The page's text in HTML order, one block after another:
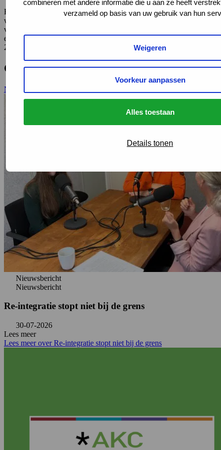
combineren met andere informatie die u aan ze heeft
verzameld op basis van uw gebruik van hun
Weigeren
Voorkeur aanpassen
Alles toestaan
Details tonen
Het AKC heeft het jaarverslag over 2021 gepubliceerd. Een jaar
waarin, ondanks wisselende coronamaatregelen, heel wat werk is
verzet. Het jaarverslag geeft een overzicht van de bereikte resultaten
en een blik op de toekomst. Ook nieuwsgierig waar het AKC zich in
2021 voor heeft ingezet? Lees dan
het jaarverslag.
Gerelateerd
Naar al het nieuws
Nieuwsbericht
Nieuwsbericht
Re-integratie stopt niet bij de grens
30-07-2026
Lees meer
Lees meer over Re-integratie stopt niet bij de grens